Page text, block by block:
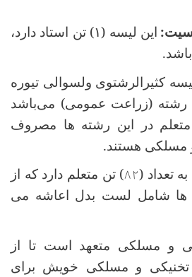
: این لیسه (۱) تن استاد دارد،
.
کثیرالرشتوی ولسوالی تیوره
رشته (زراعت عمومی) می‌باشد
در این رشته ها مصروف
مسلکی هستند.
تعداد (۸۲) تن متعلم دارد که از
ها شامل لست بدل اعاشه می
و مسلکی متعهد است تا از
و مسلکی خویش برای